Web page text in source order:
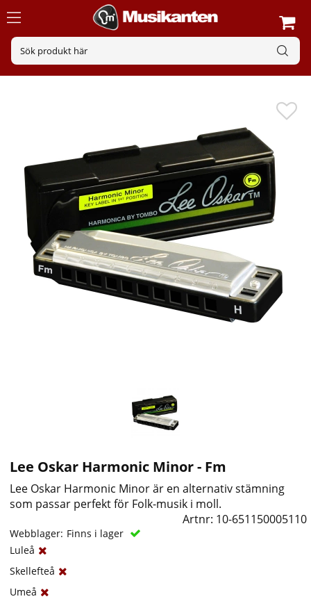
Lee Oskar Harmonic Minor - Fm
Lee Oskar Harmonic Minor är en alternativ stämning
som passar perfekt för Folk-musik i moll.
Artnr: 10-651150005110
Webblager: Finns i lager
Luleå
Skellefteå
Umeå